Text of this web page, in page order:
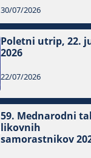
30/07/2026
Poletni utrip, 22.
2026
22/07/2026
59. Mednarodni
likovnih
samorastnikov